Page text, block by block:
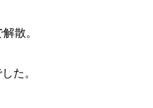
散。
た。